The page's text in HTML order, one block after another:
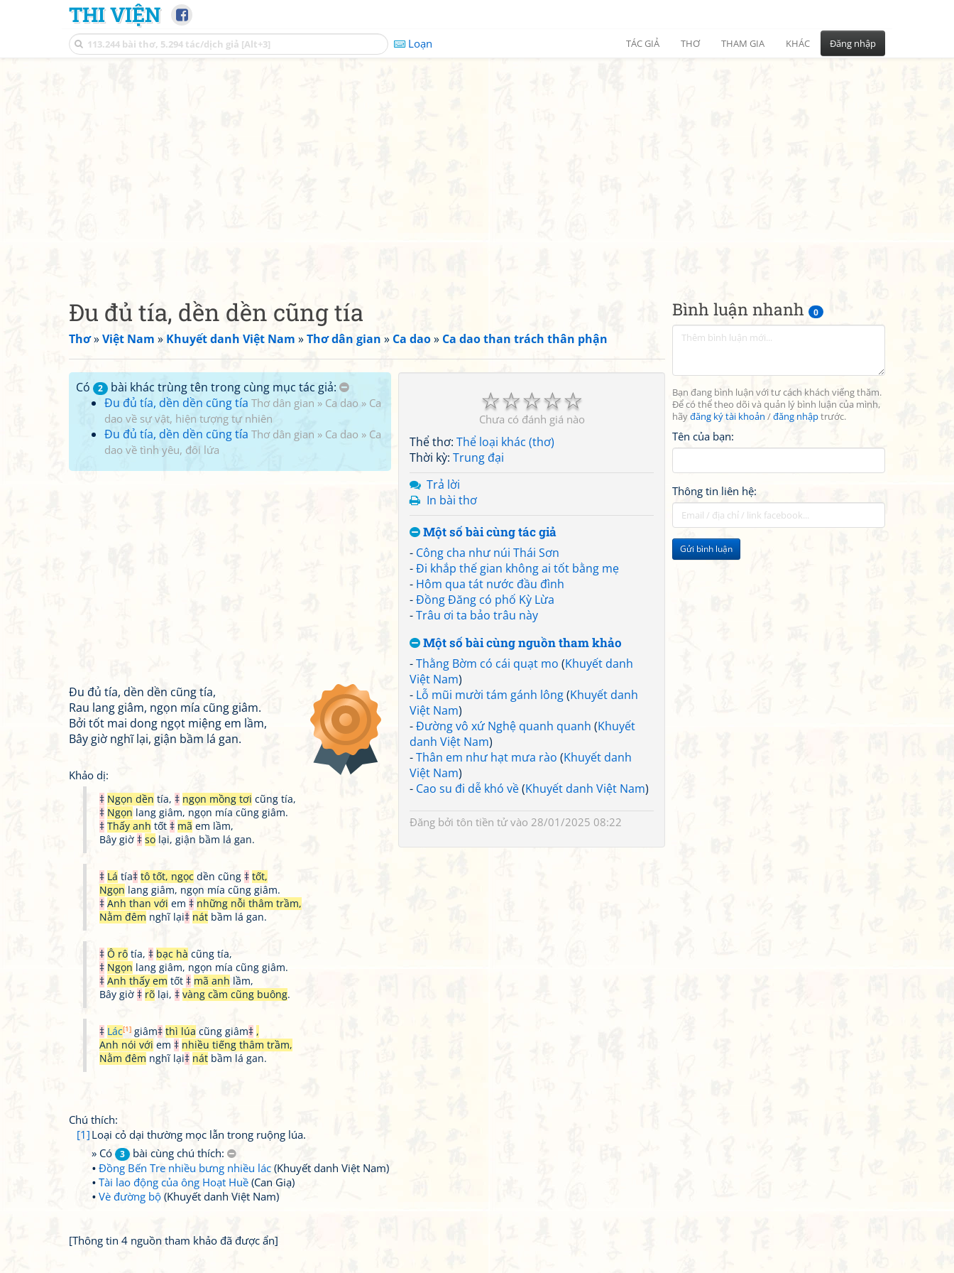
THI VIỆN
Loạn TÁC GIẢ THƠ THAM GIA KHÁC Đăng nhập
Bình luận nhanh 0
Bạn đang bình luận với tư cách khách viếng thăm.
Để có thể theo dõi và quản lý bình luận của mình,
hãyđăng ký tài khoản /đăng nhậptrước.
Tên của bạn:
Thông tin liên hệ:
Gửi bình luận
Đu đủ tía, dền dền cũng tía
Thơ»Việt Nam » Khuyết danh Việt Nam »Thơ dân gian » Ca dao» Ca dao than trách thân phận
☆
☆
☆
☆
☆
Chưa có đánh giá nào
Thể thơ: Thể loại khác (thơ)
Thời kỳ: Trung đại
Trả lời
In bài thơ
Một số bài cùng tác giả
- Công cha như núi Thái Sơn
-Đi khắp thế gian không ai tốt bằng mẹ
- Hôm qua tát nước đầu đình
-Đồng Đăng có phố Kỳ Lừa
-Trâu ơi ta bảo trâu này
Một số bài cùng nguồn tham khảo
-Thằng Bờm có cái quạt mo (Khuyết danh
Việt Nam)
- Lỗ mũi mười tám gánh lông(Khuyết danh
Việt Nam)
-Đường vô xứ Nghệ quanh quanh (Khuyết
danh Việt Nam)
-Thân em như hạt mưa rào (Khuyết danh
Việt Nam)
- Cao su đi dễ khó về(Khuyết danh Việt Nam)
Đăng bởi tôn tiền tửvào 28/01/2025 08:22
Có 2
bài khác trùng tên trong cùng mục tác giả:
Đu đủ tía, dền dền cũng tía Thơ dân gian » Ca dao » Ca
dao về sự vật, hiện tượng tự nhiên
Đu đủ tía, dền dền cũng tía Thơ dân gian » Ca dao » Ca
dao về tình yêu, đôi lứa
Đu đủ tía, dền dền cũng tía,
Rau lang giâm, ngọn mía cũng giâm.
Bởi tốt mai dong ngọt miệng em lầm,
Bây giờ nghĩ lại, giận bầm lá gan.
Khảo dị:
‡ Ngọn dền tía, ‡ ngọn mồng tơi cũng tía,
‡ Ngọn lang giâm, ngọn mía cũng giâm.
‡ Thấy anh tốt ‡ mã em lầm,
Bây giờ ‡ so lại, giận bầm lá gan.
‡ Lá tía‡ tô tốt, ngọc dền cũng ‡ tốt,
Ngọn lang giâm, ngọn mía cũng giâm.
‡ Anh than với em ‡ những nỗi thâm trầm,
Nằm đêm nghĩ lại‡ nát bầm lá gan.
‡ Ô rô tía, ‡ bạc hà cũng tía,
‡ Ngọn lang giâm, ngọn mía cũng giâm.
‡ Anh thấy em tốt ‡ mã anh lầm,
Bây giờ ‡ rõ lại, ‡ vàng cầm cũng buông.
‡ Lác[1] giâm‡ thì lúa cũng giâm‡ ,
Anh nói với em ‡ nhiều tiếng thâm trầm,
Nằm đêm nghĩ lại‡ nát bầm lá gan.
Chú thích:
[1] Loại cỏ dại thường mọc lẫn trong ruộng lúa.
» Có
3
bài cùng chú thích:
Đồng Bến Tre nhiều bưng nhiều lác (Khuyết danh Việt Nam)
Tài lao động của ông Hoạt Huề (Can Giạ)
Vè đường bộ (Khuyết danh Việt Nam)
[Thông tin 4 nguồn tham khảo đã được ẩn]